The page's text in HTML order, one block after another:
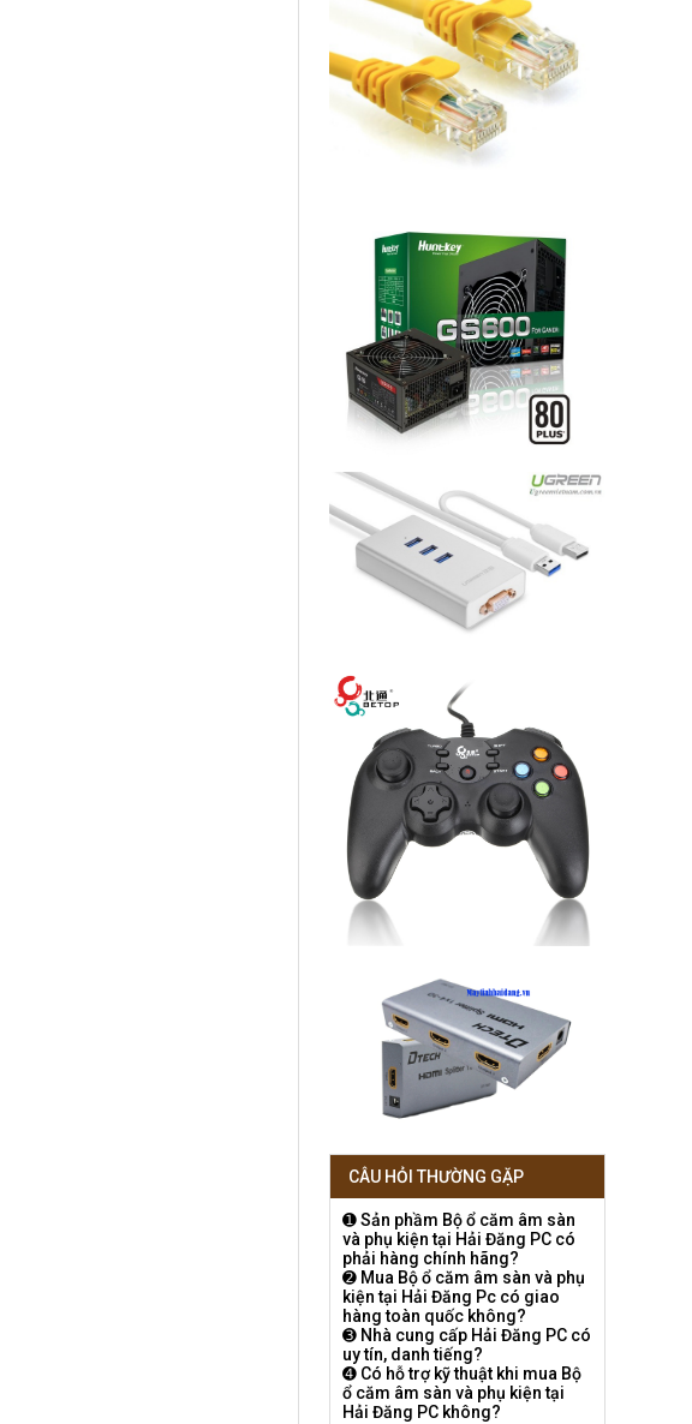
CÂU HỎI THƯỜNG GẶP
➊ Sản phầm Bộ ổ căm âm sàn
và phụ kiện tại Hải Đăng PC có
phải hàng chính hãng?
➋ Mua Bộ ổ căm âm sàn và phụ
kiện tại Hải Đăng Pc có giao
hàng toàn quốc không?
➌ Nhà cung cấp Hải Đăng PC có
uy tín, danh tiếng?
➍ Có hỗ trợ kỹ thuật khi mua Bộ
ổ căm âm sàn và phụ kiện tại
Hải Đăng PC không?